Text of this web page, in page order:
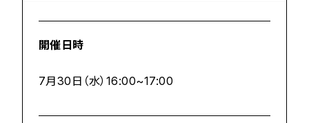
開催日時
7月30日（水）16:00~17:00